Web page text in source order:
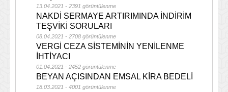
13.04.2021 - 2391 görüntülenme
NAKDİ SERMAYE ARTIRIMINDA İNDİRİM
TEŞVİKİ SORULARI
08.04.2021 - 2708 görüntülenme
VERGİ CEZA SİSTEMİNİN YENİLENME
İHTİYACI
01.04.2021 - 2452 görüntülenme
BEYAN AÇISINDAN EMSAL KİRA BEDELİ
18.03.2021 - 4001 görüntülenme